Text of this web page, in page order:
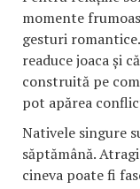
momente
gesturi
readuce joaca și
construită pe
pot apărea
Nativele singure
săptămână.
cineva poate fi